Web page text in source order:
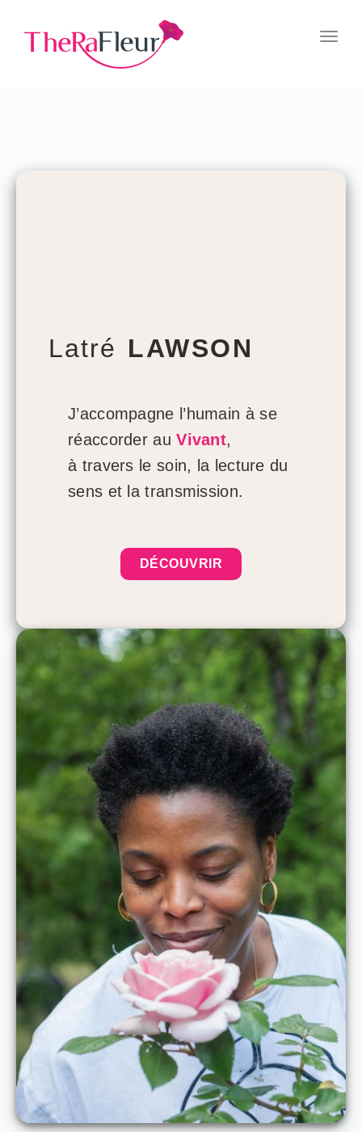
Latré LAWSON
J’accompagne l’humain à se
réaccorder auVivant,
à travers le soin, la lecture du
sens et la transmission.
DÉCOUVRIR